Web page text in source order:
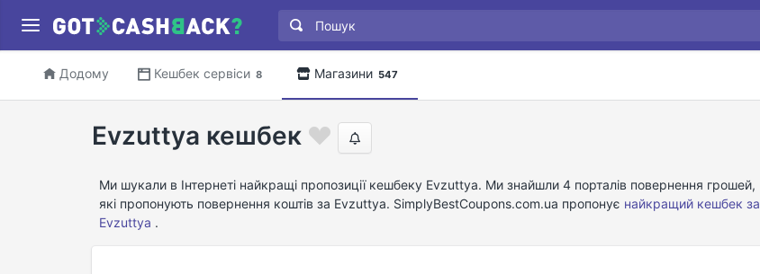
Додому Кешбек сервіси 8 Магазини 547
Evzuttya кешбек
Ми шукали в Інтернеті найкращі пропозиції кешбеку Evzuttya. Ми знайшли 4 порталів повернення грошей,
які пропонують повернення коштів за Evzuttya. SimplyBestCoupons.com.ua пропонує найкращий кешбек за
Evzuttya .